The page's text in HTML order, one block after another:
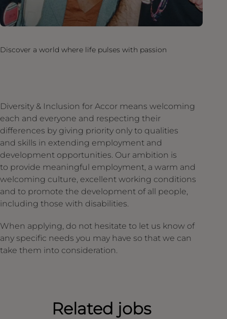
Discover a world where life pulses with passion
Diversity & Inclusion for Accor means welcoming
each and everyone and respecting their
differences by giving priority only to qualities
and skills in extending employment and
development opportunities. Our ambition is
to provide meaningful employment, a warm and
welcoming culture, excellent working conditions
and to promote the development of all people,
including those with disabilities.
When applying, do not hesitate to let us know of
any specific needs you may have so that we can
take them into consideration.
Related jobs